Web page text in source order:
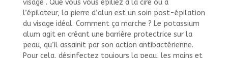
visage . Que vous vous épiliez à la cire ou à
l’épilateur, la pierre d’alun est un soin post-épilation
du visage idéal. Comment ça marche ? Le potassium
alum agit en créant une barrière protectrice sur la
peau, qu’il assainit par son action antibactérienne.
Pour cela, désinfectez toujours la peau, les mains et